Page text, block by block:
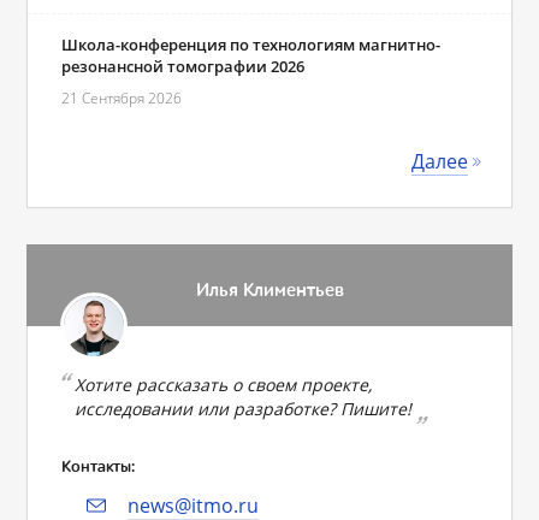
Школа-конференция по технологиям магнитно-
резонансной томографии 2026
21 Сентября 2026
Далее
Илья Климентьев
Хотите рассказать о своем проекте,
исследовании или разработке? Пишите!
Контакты:
news@itmo.ru